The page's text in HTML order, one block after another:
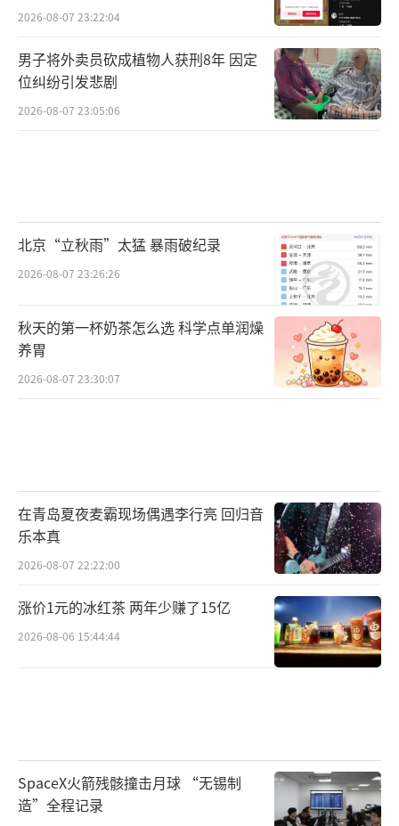
看懂这个逻辑，少纠结、少焦虑，参保也
能少走弯路。
很多人不了解养老制度变迁，只看当下落
2026-08-07 23:22:04
男子将外卖员砍成植物人获刑8年 因定
位纠纷引发悲剧
2026-08-07 23:05:06
北京“立秋雨”太猛 暴雨破纪录
2026-08-07 23:26:26
秋天的第一杯奶茶怎么选 科学点单润燥
养胃
2026-08-07 23:30:07
在青岛夏夜麦霸现场偶遇李行亮 回归音
乐本真
2026-08-07 22:22:00
涨价1元的冰红茶 两年少赚了15亿
2026-08-06 15:44:44
SpaceX火箭残骸撞击月球 “无锡制
造”全程记录